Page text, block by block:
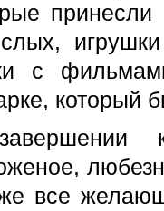
с
который
все